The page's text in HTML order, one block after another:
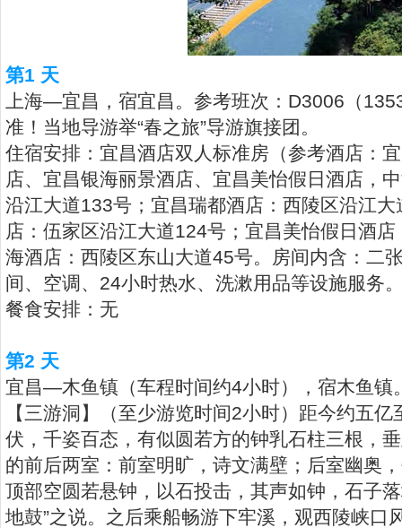
第1 天
上海—宜昌，宿宜昌。参考班次：D3006（
准！当地导游举“春之旅”导游旗接团。
住宿安排：宜昌酒店双人标准房（参考酒店：
店、宜昌银海丽景酒店、宜昌美怡假日酒店，
沿江大道133号；宜昌瑞都酒店：西陵区沿江
店：伍家区沿江大道124号；宜昌美怡假日酒
海酒店：西陵区东山大道45号。房间内含：二
间、空调、24小时热水、洗漱用品等设施服务
餐食安排：无
第2 天
宜昌—木鱼镇（车程时间约4小时），宿木鱼镇
【三游洞】（至少游览时间2小时）距今约五
伏，千姿百态，有似圆若方的钟乳石柱三根，
的前后两室：前室明旷，诗文满壁；后室幽奥
顶部空圆若悬钟，以石投击，其声如钟，石子
地鼓”之说。之后乘船畅游下牢溪，观西陵峡口